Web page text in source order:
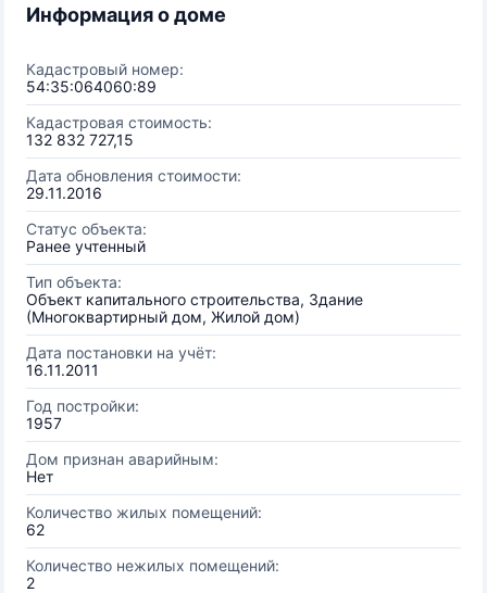
Информация о доме
Кадастровый номер:
54:35:064060:89
Кадастровая стоимость:
132 832 727,15
Дата обновления стоимости:
29.11.2016
Статус объекта:
Ранее учтенный
Тип объекта:
Объект капитального строительства, Здание
(Многоквартирный дом, Жилой дом)
Дата постановки на учёт:
16.11.2011
Год постройки:
1957
Дом признан аварийным:
Нет
Количество жилых помещений:
62
Количество нежилых помещений:
2